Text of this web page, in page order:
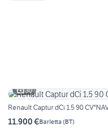
30
Renault Captur dCi 1.5 90
11.900 €Barletta (BT)